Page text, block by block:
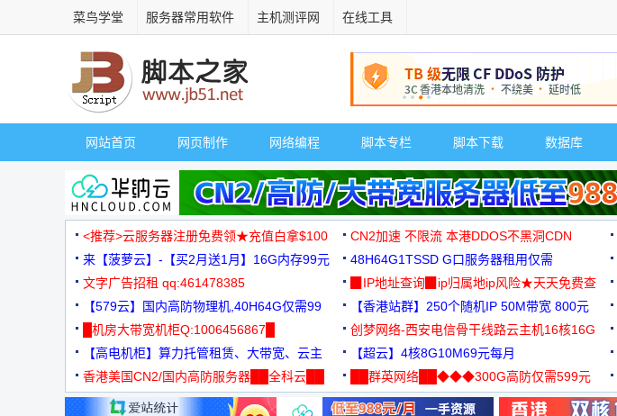
菜鸟学堂 服务器常用软件 主机测评网 在线工具
网站首页 网页制作 网络编程 脚本专栏 脚本下载 数据库
<推荐>云服务器注册免费领★充值白拿$100 CN2加速 不限流 本港DDOS不黑洞CDN
来【菠萝云】-【买2月送1月】16G内存99元
48H64G1TSSD G口服务器租用仅需
3000+可免费测试
文字广告招租 qq:461478385
▉IP地址查询▉ip归属地ip风险★天天免费查
【579云】国内高防物理机,40H64G仅需99
元
【香港站群】250个随机IP 50M带宽 800元
█机房大带宽机柜Q:1006456867█
创梦网络-西安电信骨干线路云主机16核16G
88元/月
【高电机柜】算力托管租赁、大带宽、云主
机
【超云】4核8G10M69元每月
香港美国CN2/国内高防服务器██全科云██
██群英网络██◆◆◆300G高防仅需599元
◆◆◆